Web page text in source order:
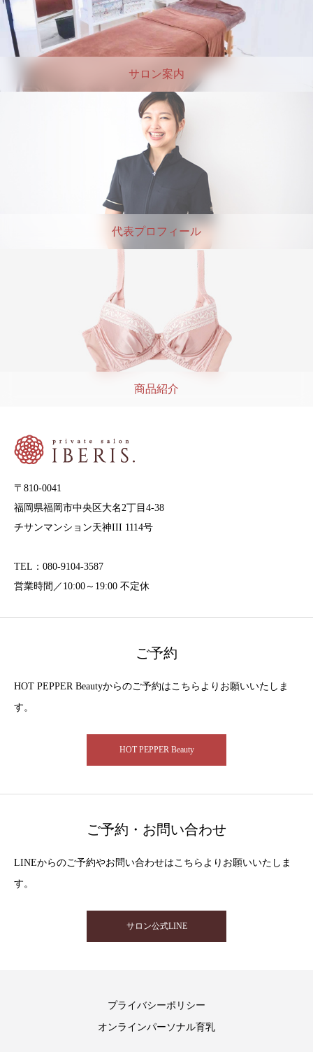
サロン案内
代表プロフィール
商品紹介
〒810-0041
福岡県福岡市中央区大名2丁目4-38
チサンマンション天神III 1114号
TEL：080-9104-3587
営業時間／10:00～19:00 不定休
ご予約
HOT PEPPER Beautyからのご予約はこちらよりお願いいたしま
す。
HOT PEPPER Beauty
ご予約・お問い合わせ
LINEからのご予約やお問い合わせはこちらよりお願いいたしま
す。
サロン公式LINE
プライバシーポリシー
オンラインパーソナル育乳